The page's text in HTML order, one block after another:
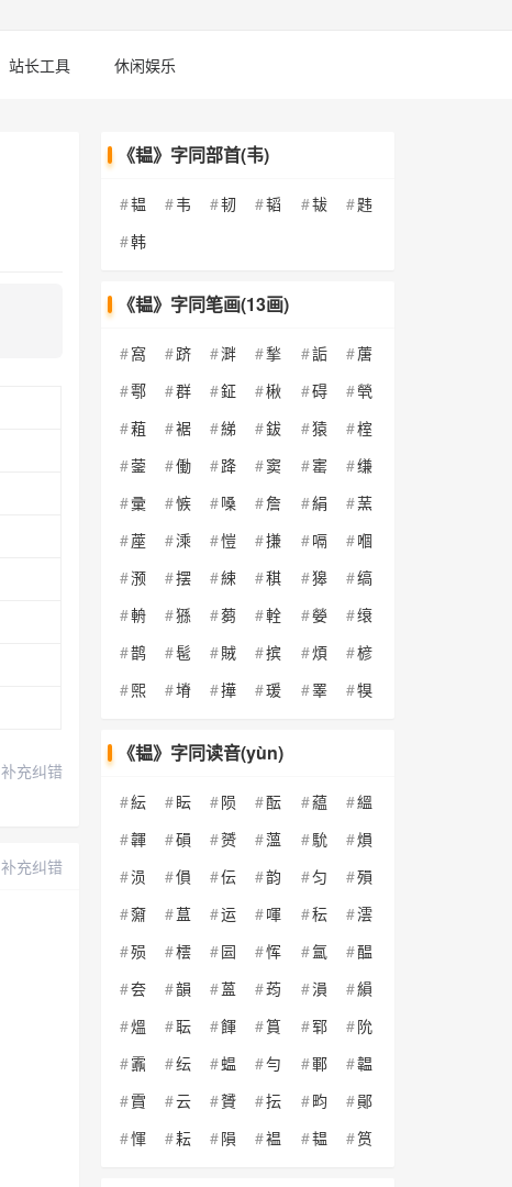
站长工具 休闲娱乐
补充纠错
补充纠错
《韫》字同部首(韦)
韫 韦 韧 韬 韨
韪
韩
《韫》字同笔画(13画)
窩 跻 溿 揫 詬
蓎
鄠
群 鉦 楸 碍
煢
蒩
裾 綈 鈸 猿
榁
蓥
働 跭 窦 寚
缣
彚
愱 嗓 詹 絹
蓔
蓙
溗 愷 搛 嗝
嗰
滪
摆 綀 稘 獆
缟
輈
猻 蒭 輇 嫈
缞
鹊
髢 賊 摈 煩
楌
煕
塉 撶 瑗 睪 犑
《韫》字同读音(yùn)
紜 眃 陨 酝 藴
縕
韗
磒 赟 薀 馻
熉
涢
傊 伝 韵 匀
殞
奫
蒀 运 喗 秐
澐
殒
橒 囩 恽 氲
醖
夽
韻 蒕 荺 溳
縜
熅
耺 餫 篔 郓
阭
䨶
纭 蝹 勻 鄆
韞
霣
云 贇 抎 畇
鄖
惲
耘 隕 褞 韫 筼